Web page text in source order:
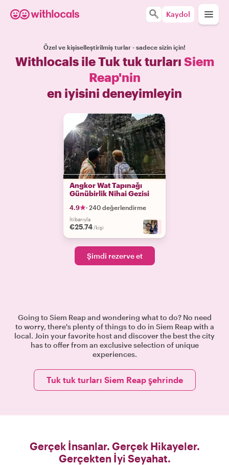
Kaydol
Özel ve kişiselleştirilmiş turlar - sadece sizin için!
Withlocals ile Tuk tuk turları Siem
Reap'nin
en iyisini deneyimleyin
Angkor Wat Tapınağı
Günübirlik Nihai Gezisi
4.9 · 240 değerlendirme
İtibarıyla
€25.74 /kişi +2
Şimdi rezerve et
Going to Siem Reap and wondering what to do? No need
to worry, there's plenty of things to do in Siem Reap with a
local. Join your favorite host and discover the best the city
has to offer from an exclusive selection of unique
experiences.
Tuk tuk turları Siem Reap şehrinde
Gerçek İnsanlar. Gerçek Hikayeler.
Gerçekten İyi Seyahat.